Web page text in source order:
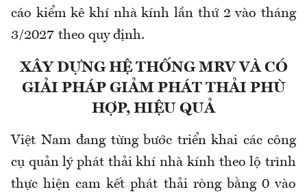
cáo kiểm kê khí nhà kính lần thứ 2 vào tháng
3/2027 theo quy định.
XÂY DỰNG HỆ THỐNGMRVVÀ CÓ
GIẢI PHÁP GIẢM PHÁT THẢI PHÙ
HỢP, HIỆU QUẢ
Việt Nam đang từng bước triển khai các công
cụ quản lý phát thải khí nhà kính theo lộ trình
thực hiện cam kết phát thải ròng bằng 0 vào